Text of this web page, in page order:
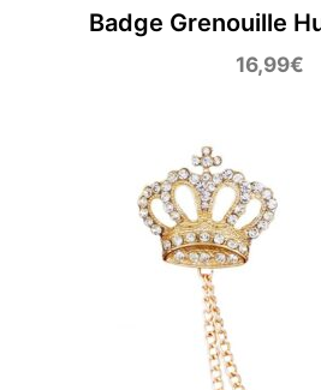
Badge Grenouille
16,99€